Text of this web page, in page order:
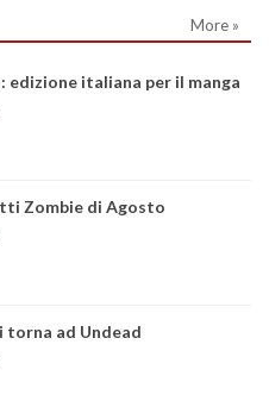
More »
edizione italiana per il manga
Zombie di Agosto
torna ad Undead